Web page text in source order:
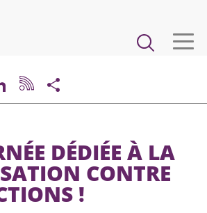
VIE ET URBANISME
ET EMPLOI
LinkedIn
DÉDIÉE À LA
CONTRE
!